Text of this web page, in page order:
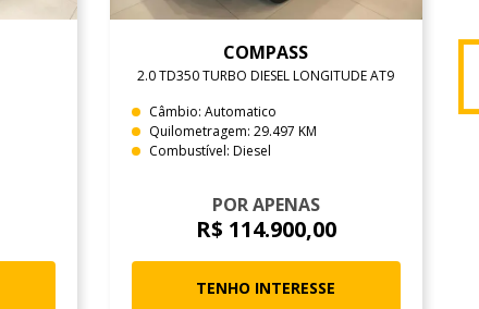
COMPASS
2.0 TD350 TURBO DIESEL LONGITUDE AT9
Câmbio: Automatico
Quilometragem: 29.497 KM
Combustível: Diesel
POR APENAS
R$ 114.900,00
TENHO INTERESSE